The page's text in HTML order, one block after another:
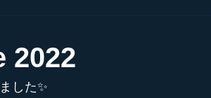
2022
した✨